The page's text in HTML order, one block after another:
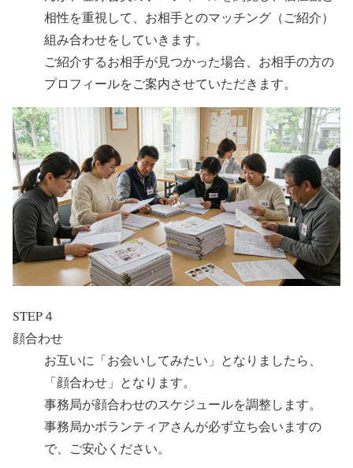
相性を重視して、お相手とのマッチング（ご紹介）
組み合わせをしていきます。
ご紹介するお相手が見つかった場合、お相手の方の
プロフィールをご案内させていただきます。
STEP４
顔合わせ
お互いに「お会いしてみたい」となりましたら、
「顔合わせ」となります。
事務局が顔合わせのスケジュールを調整します。
事務局かボランティアさんが必ず立ち会いますの
で、ご安心ください。